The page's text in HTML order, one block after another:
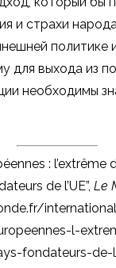
и страхи
политике
для выхода из
необходимы
: l’extrême
de l’UE”, Le
l-
fondateurs-de-